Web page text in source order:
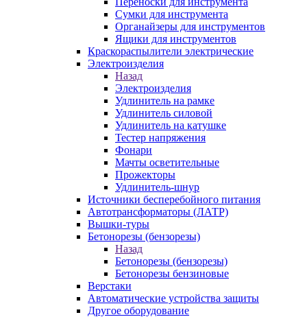
Сумки для инструмента
Органайзеры для инструментов
Ящики для инструментов
Краскораспылители электрические
Электроизделия
Назад
Электроизделия
Удлинитель на рамке
Удлинитель силовой
Удлинитель на катушке
Тестер напряжения
Фонари
Мачты осветительные
Прожекторы
Удлинитель-шнур
Источники бесперебойного питания
Автотрансформаторы (ЛАТР)
Вышки-туры
Бетонорезы (бензорезы)
Назад
Бетонорезы (бензорезы)
Бетонорезы бензиновые
Верстаки
Автоматические устройства защиты
Другое оборудование